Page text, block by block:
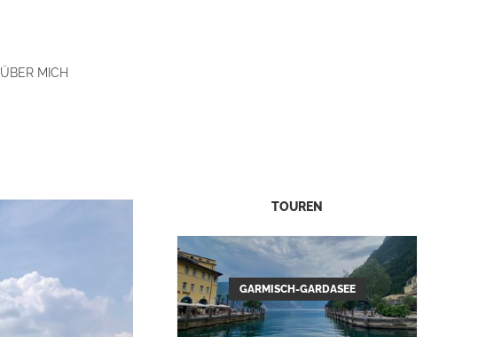
ÜBER MICH
TOUREN
GARMISCH-GARDASEE